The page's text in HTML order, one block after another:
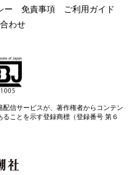
ー 免責事項
ご利用ガイド
わせ
信サービスが、著作権者からコンテン
ことを示す登録商標（登録番号 第６